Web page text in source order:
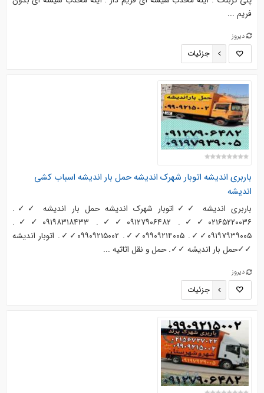
فریم ...
دیروز
جزئیات
باربری اندیشه اتوبار شهرک اندیشه حمل بار اندیشه اسباب کشی
اندیشه
باربری اندیشه ✓✓اتوبار شهرک اندیشه حمل بار اندیشه ✓✓.
۰۲۱۶۵۲۲۰۰۳۶✓✓. ۰۹۱۲۷۹۰۶۴۸۲✓✓. ۰۹۱۹۸۳۱۸۴۳۳✓✓.
۰۹۱۹۷۹۳۹۰۰۵✓✓. ۰۹۹۰۹۲۱۴۰۰۵✓✓. ۰۹۹۰۹۲۱۵۰۰۲✓✓. اتوبار اندیشه
✓✓حمل بار اندیشه ✓✓. حمل و نقل اثاثیه ...
دیروز
جزئیات